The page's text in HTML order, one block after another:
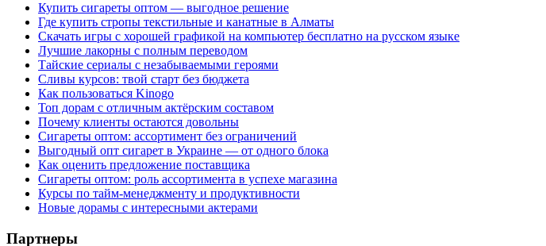
Купить сигареты оптом — выгодное решение
Где купить стропы текстильные и канатные в Алматы
Скачать игры с хорошей графикой на компьютер бесплатно на русском языке
Лучшие лакорны с полным переводом
Тайские сериалы с незабываемыми героями
Сливы курсов: твой старт без бюджета
Как пользоваться Kinogo
Топ дорам с отличным актёрским составом
Почему клиенты остаются довольны
Сигареты оптом: ассортимент без ограничений
Выгодный опт сигарет в Украине — от одного блока
Как оценить предложение поставщика
Сигареты оптом: роль ассортимента в успехе магазина
Курсы по тайм-менеджменту и продуктивности
Новые дорамы с интересными актерами
Партнеры